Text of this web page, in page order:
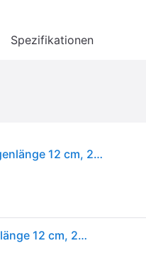
Spezifikationen
Victorinox Kochmesser Fibrox gebogen; Klingenlänge 12 cm, 25.3 cm (L); silber/schwarz
Victorinox Kochmesser Fibrox gebogen; Klingenlänge 12 cm, 25.3 cm (L); silber/schwarz